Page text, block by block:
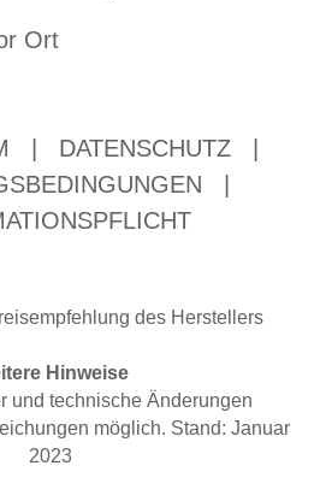
Ort
DATENSCHUTZ
des Herstellers
Hinweise
und technische Änderungen
möglich. Stand: Januar
2023